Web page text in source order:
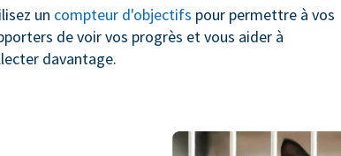
un compteur d'objectifs pour permettre à vos
de voir vos progrès et vous aider à
davantage.